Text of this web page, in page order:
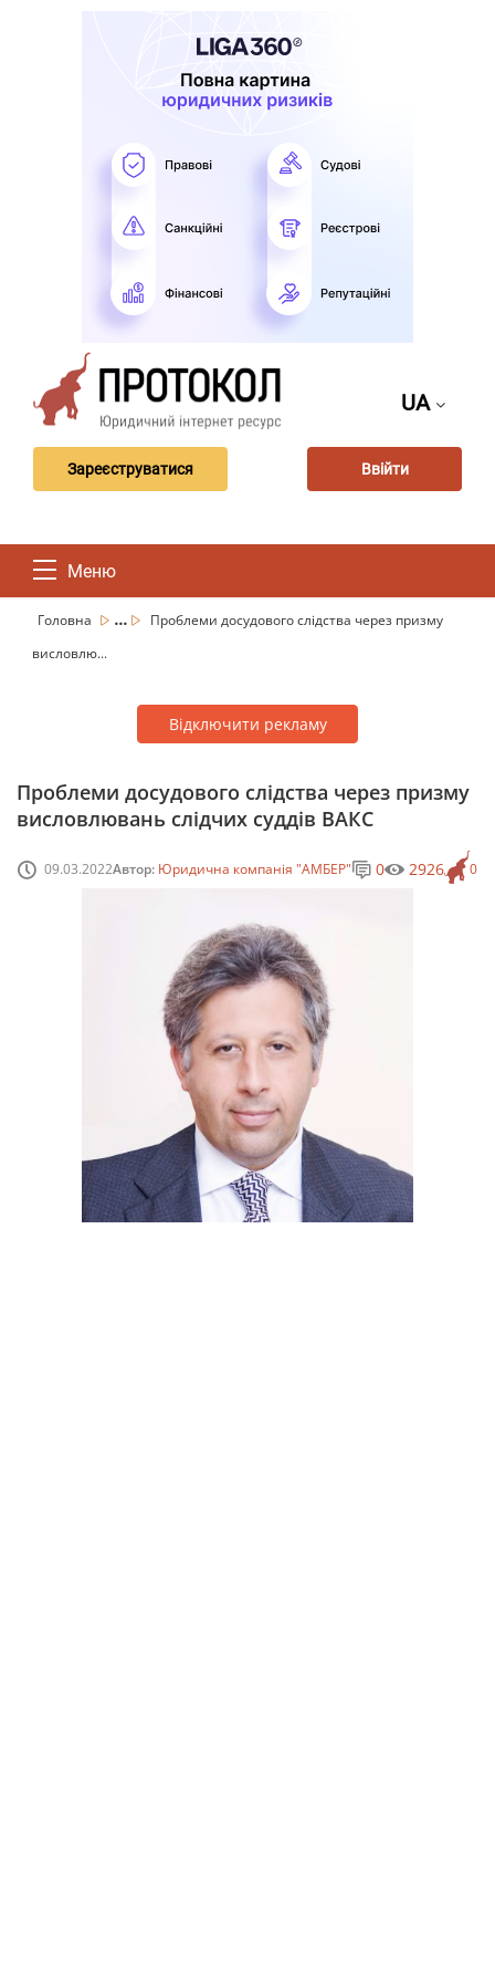
UA
Зареєструватися Ввійти
Меню
Головна ...
Проблеми досудового слідства через призму
висловлю...
Відключити рекламу
Проблеми досудового слідства через призму
висловлювань слідчих суддів ВАКС
09.03.2022Автор: Юридична компанія "АМБЕР" 0
0 2926